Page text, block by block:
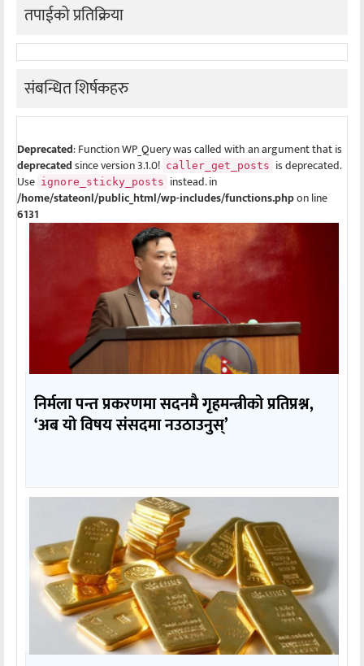
तपाईको प्रतिक्रिया
संबन्धित शिर्षकहरु
Deprecated: Function WP_Query was called with an argument that is
deprecatedsince version 3.1.0! caller_get_posts is deprecated.
Use ignore_sticky_posts instead. in
/home/stateonl/public_html/wp-includes/functions.phpon line
6131
निर्मला पन्त प्रकरणमा सदनमै गृहमन्त्रीको प्रतिप्रश्न,
‘अब यो विषय संसदमा नउठाउनुस्’